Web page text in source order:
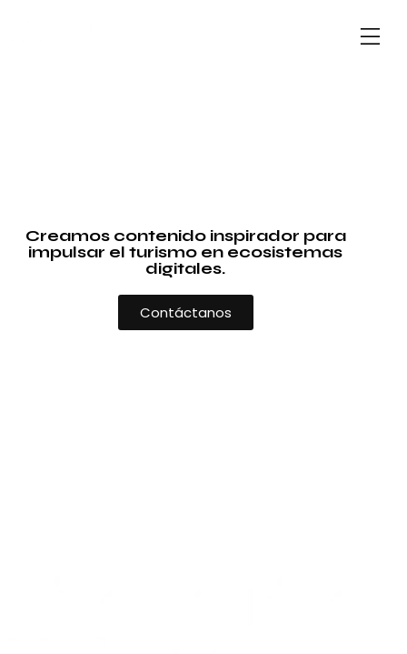
Creamos contenido inspirador para
impulsar el turismo en ecosistemas
digitales.
Contáctanos